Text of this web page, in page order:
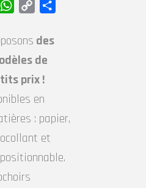
PinterestWhatsApp
Copy
des
de
prix !
en
: papier,
et